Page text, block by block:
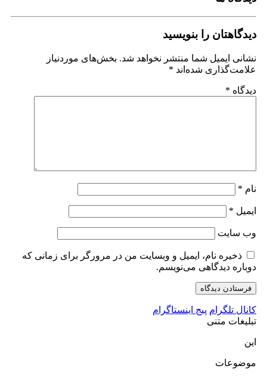
دیدگاهتان را بنویسید
نشانی ایمیل شما منتشر نخواهد شد. بخش‌های موردنیاز
علامت‌گذاری شده‌اند *
دیدگاه *
نام *
ایمیل *
وب‌ سایت
ذخیره نام، ایمیل و وبسایت من در مرورگر برای زمانی که
دوباره دیدگاهی می‌نویسم.
کانال تلگرام پیج اینستاگرام
تبلیغات متنی
این
موضوعات